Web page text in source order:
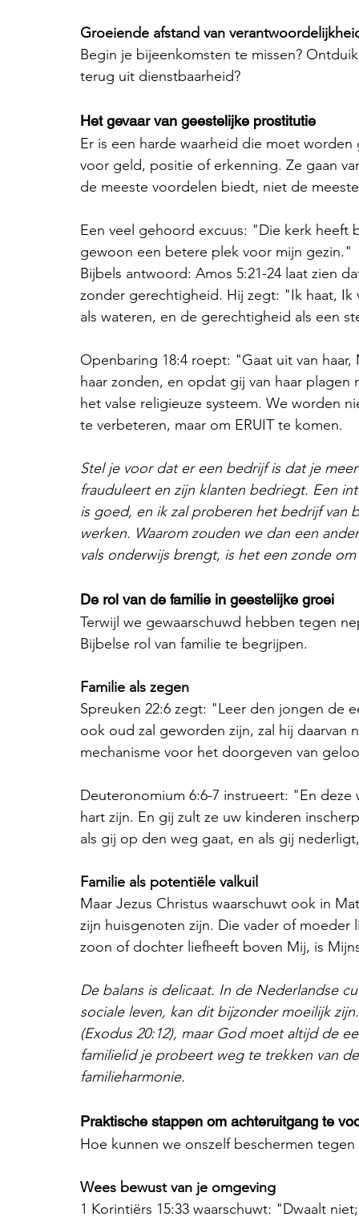
Groeiende afstand van
Begin je bijeenkomsten te missen?
terug uit dienstbaarheid?
Het gevaar van geestelijke prostitutie
Er is een harde waarheid die moet
voor geld, positie of erkenning. Ze gaan
de meeste voordelen biedt, niet de
Een veel gehoord excuus: "Die kerk
gewoon een betere plek voor mijn gezin."
Bijbels antwoord: Amos 5:21-24 laat zien
zonder gerechtigheid. Hij zegt: "Ik haat,
als wateren, en de gerechtigheid als een
Openbaring 18:4 roept: "Gaat uit van
haar zonden, en opdat gij van haar
het valse religieuze systeem. We worden
te verbeteren, maar om ERUIT te komen.
Stel je voor dat er een bedrijf is dat je
frauduleert en zijn klanten bedriegt. Een
is goed, en ik zal proberen het bedrijf
werken. Waarom zouden we dan een
vals onderwijs brengt, is het een zonde
De rol van de familie in geestelijke groei
Terwijl we gewaarschuwd hebben tegen
Bijbelse rol van familie te begrijpen.
Familie als zegen
Spreuken 22:6 zegt: "Leer den jongen de
ook oud zal geworden zijn, zal hij
mechanisme voor het doorgeven van
Deuteronomium 6:6-7 instrueert: "En
hart zijn. En gij zult ze uw kinderen
als gij op den weg gaat, en als gij
Familie als potentiële valkuil
Maar Jezus Christus waarschuwt ook in
zijn huisgenoten zijn. Die vader of
zoon of dochter liefheeft boven Mij, is
De balans is delicaat. In de Nederlandse
sociale leven, kan dit bijzonder moeilijk
(Exodus 20:12), maar God moet altijd de
familielid je probeert weg te trekken van
familieharmonie.
Praktische stappen om achteruitgang te
Hoe kunnen we onszelf beschermen
Wees bewust van je omgeving
1 Korintiërs 15:33 waarschuwt: "Dwaalt